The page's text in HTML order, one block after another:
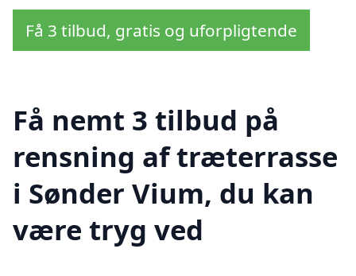
Få 3 tilbud, gratis og uforpligtende
Få nemt 3 tilbud på
rensning af træterrasse
i Sønder Vium, du kan
være tryg ved